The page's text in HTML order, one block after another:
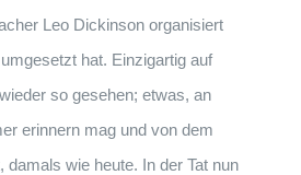
Leo Dickinson organisiert
hat. Einzigartig auf
so gesehen; etwas, an
erinnern mag und von dem
damals wie heute. In der Tat nun